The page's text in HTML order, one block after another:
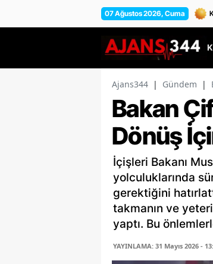
07 Ağustos 2026, Cuma
Ajans344 | Gündem |
Bakan
Dönüş
İçişleri Bakanı
yolculuklarında
gerektiğini
takmanın ve
yaptı. Bu
YAYINLAMA: 31 Mayıs 2026 -